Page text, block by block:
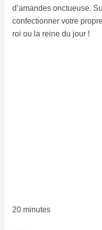
d’amandes onctueuse.
confectionner votre
roi ou la reine du jour !
20 minutes